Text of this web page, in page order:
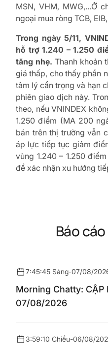
MSN, VHM, MWG,…Ở
ngoại mua ròng TCB,
Trong ngày 5/11,
hỗ trợ 1.240 – 1.250
tăng nhẹ. Thanh khoản
giá thấp, cho thấy phần
tâm lý cẩn trọng và hạn
phiên giao dịch này.
theo, nếu VNINDEX
1.250 điểm (MA 200
bán trên thị trường vẫn
áp lực tiếp tục giảm
vùng 1.240 – 1.250
để xác nhận xu hướng
Báo
7:45:45 Sáng-07/08/
Morning Chatty: CẬP
07/08/2026
3:59:10 Chiều-06/08/